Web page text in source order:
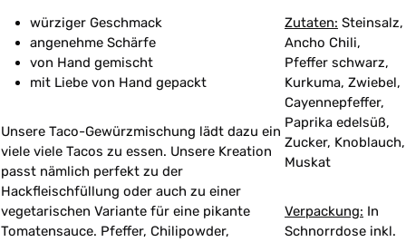
würziger Geschmack
angenehme Schärfe
von Hand gemischt
mit Liebe von Hand gepackt
Unsere Taco-Gewürzmischung lädt dazu ein
viele viele Tacos zu essen. Unsere Kreation
passt nämlich perfekt zu der
Hackfleischfüllung oder auch zu einer
vegetarischen Variante für eine pikante
Tomatensauce. Pfeffer, Chilipowder,
Zutaten: Steinsalz,
Ancho Chili,
Pfeffer schwarz,
Kurkuma, Zwiebel,
Cayennepfeffer,
Paprika edelsüß,
Zucker, Knoblauch,
Muskat
Verpackung: In
Schnorrdose inkl.